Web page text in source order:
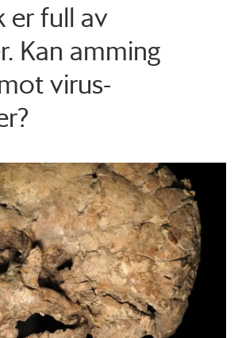
er full av
Kan amming
virus-